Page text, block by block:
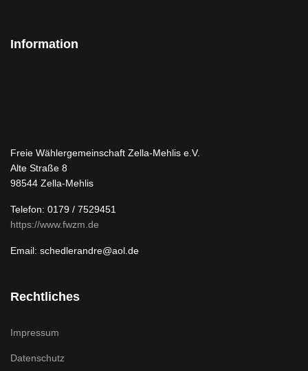
Information
Freie Wählergemeinschaft Zella-Mehlis e.V.
Alte Straße 8
98544 Zella-Mehlis
Telefon: 0179 / 7529451
https://www.fwzm.de
Email: schedlerandre@aol.de
Rechtliches
Impressum
Datenschutz